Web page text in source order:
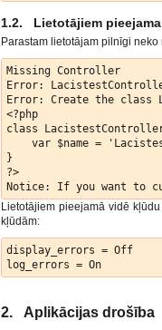
1.2. Lietotājiem
Parastam lietotājam pilnīgi
Missing Controller
Error:
Error: Create the
<?php
class
var $name =
}
?>
Lietotājiem pieejamā vidē
kļūdām:
display_errors = Off
2. Aplikācijas drošība